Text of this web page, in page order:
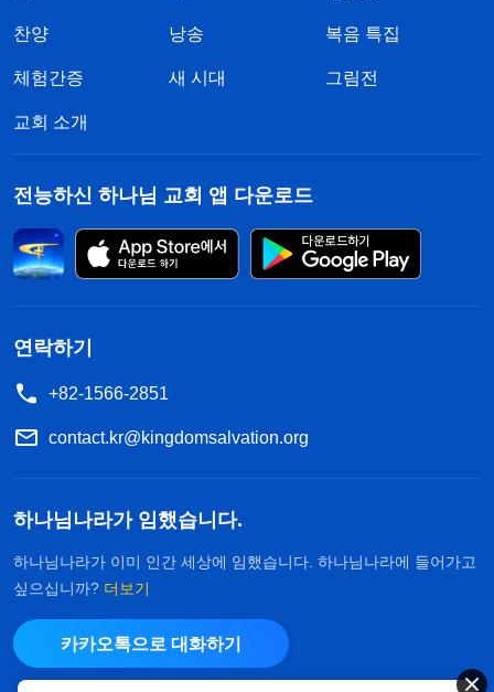
찬양 낭송 복음 특집
체험간증 새 시대 그림전
교회 소개
전능하신 하나님 교회 앱 다운로드
연락하기
+82-1566-2851
contact.kr@kingdomsalvation.org
하나님나라가 임했습니다.
하나님나라가 이미 인간 세상에 임했습니다. 하나님나라에 들어가고
싶으십니까? 더보기
카카오톡으로 대화하기